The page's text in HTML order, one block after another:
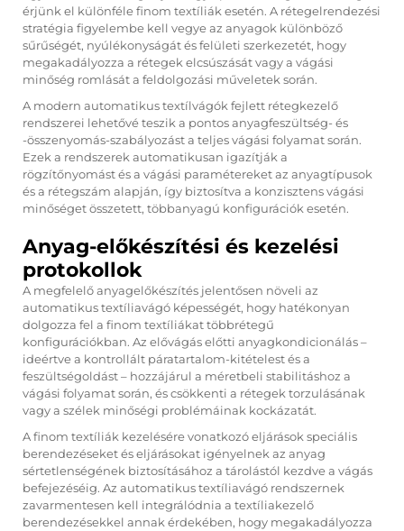
érjünk el különféle finom textíliák esetén. A rétegelrendezési
stratégia figyelembe kell vegye az anyagok különböző
sűrűségét, nyúlékonyságát és felületi szerkezetét, hogy
megakadályozza a rétegek elcsúszását vagy a vágási
minőség romlását a feldolgozási műveletek során.
A modern automatikus textílvágók fejlett rétegkezelő
rendszerei lehetővé teszik a pontos anyagfeszültség- és
-összenyomás-szabályozást a teljes vágási folyamat során.
Ezek a rendszerek automatikusan igazítják a
rögzítőnyomást és a vágási paramétereket az anyagtípusok
és a rétegszám alapján, így biztosítva a konzisztens vágási
minőséget összetett, többanyagú konfigurációk esetén.
Anyag-előkészítési és kezelési
protokollok
A megfelelő anyagelőkészítés jelentősen növeli az
automatikus textíliavágó képességét, hogy hatékonyan
dolgozza fel a finom textíliákat többrétegű
konfigurációkban. Az elővágás előtti anyagkondicionálás –
ideértve a kontrollált páratartalom-kitételest és a
feszültségoldást – hozzájárul a méretbeli stabilitáshoz a
vágási folyamat során, és csökkenti a rétegek torzulásának
vagy a szélek minőségi problémáinak kockázatát.
A finom textíliák kezelésére vonatkozó eljárások speciális
berendezéseket és eljárásokat igényelnek az anyag
sértetlenségének biztosításához a tárolástól kezdve a vágás
befejezéséig. Az automatikus textíliavágó rendszernek
zavarmentesen kell integrálódnia a textíliakezelő
berendezésekkel annak érdekében, hogy megakadályozza